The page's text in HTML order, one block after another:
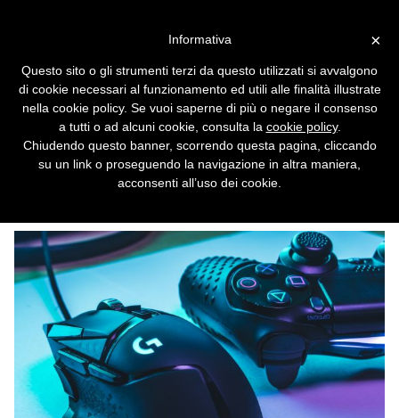
un controller per PlayStation
dotato di touchscreen e
sensori ottici
Completamente personalizzabile, potrà
essere utile anche ai giocatori con difficoltà
×
Informativa
Questo sito o gli strumenti terzi da questo utilizzati si avvalgono
di cookie necessari al funzionamento ed utili alle finalità illustrate
nella cookie policy. Se vuoi saperne di più o negare il consenso
a tutti o ad alcuni cookie, consulta la cookie policy.
Chiudendo questo banner, scorrendo questa pagina, cliccando
su un link o proseguendo la navigazione in altra maniera,
acconsenti all’uso dei cookie.